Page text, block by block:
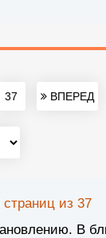
37 ВПЕРЕД
из 37
В